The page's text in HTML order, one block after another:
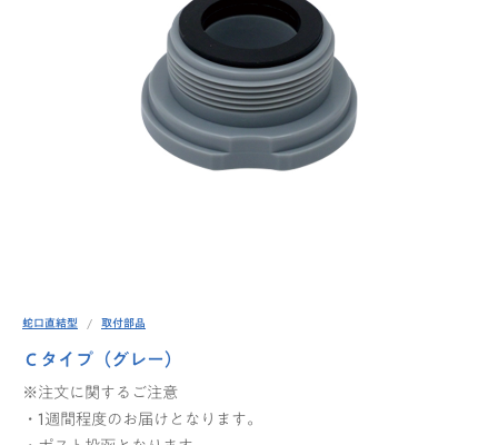
蛇口直結型 取付部品
Ｃタイプ（グレー）
※注文に関するご注意
・1週間程度のお届けとなります。